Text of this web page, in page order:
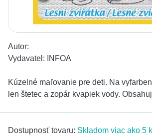
Autor:
Vydavatel:
INFOA
Kúzelné maľovanie pre deti. Na
len štetec a zopár kvapiek vody.
Dostupnosť tovaru: Skladom viac ako 5